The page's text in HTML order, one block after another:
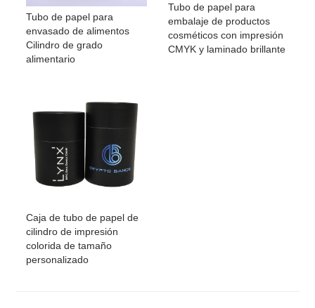
Tubo de papel para
envasado de alimentos
Cilindro de grado
alimentario
Tubo de papel para
embalaje de productos
cosméticos con impresión
CMYK y laminado brillante
Caja de tubo de papel de
cilindro de impresión
colorida de tamaño
personalizado